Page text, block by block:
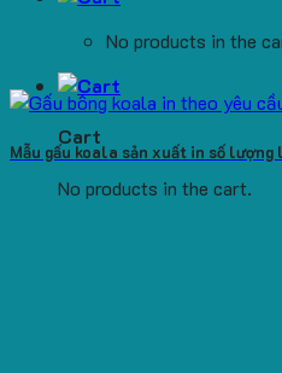
No products in the
Cart
No products in the cart.
Mẫu gấu koala sản xuất in số lượng